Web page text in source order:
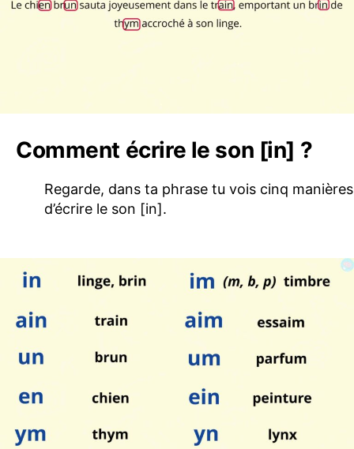
Comment écrire le son [in] ?
Regarde, dans ta phrase tu vois cinq manières
d’écrire le son [in].